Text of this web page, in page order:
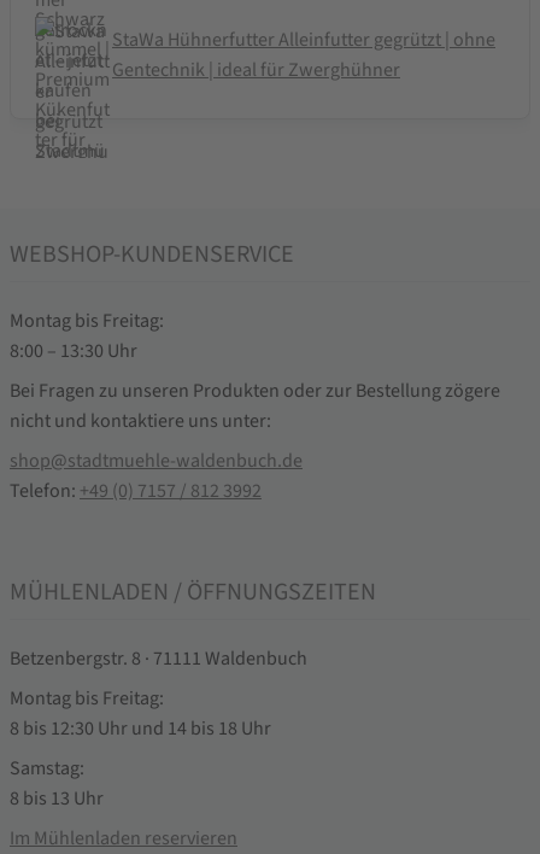
StaWa Hühnerfutter Alleinfutter gegrützt | ohne
Gentechnik | ideal für Zwerghühner
WEBSHOP-KUNDENSERVICE
Montag bis Freitag:
8:00 – 13:30 Uhr
Bei Fragen zu unseren Produkten oder zur Bestellung zögere
nicht und kontaktiere uns unter:
shop@stadtmuehle-waldenbuch.de
Telefon: +49 (0) 7157 / 812 3992
MÜHLENLADEN / ÖFFNUNGSZEITEN
Betzenbergstr. 8 · 71111 Waldenbuch
Montag bis Freitag:
8 bis 12:30 Uhr und 14 bis 18 Uhr
Samstag:
8 bis 13 Uhr
Im Mühlenladen reservieren